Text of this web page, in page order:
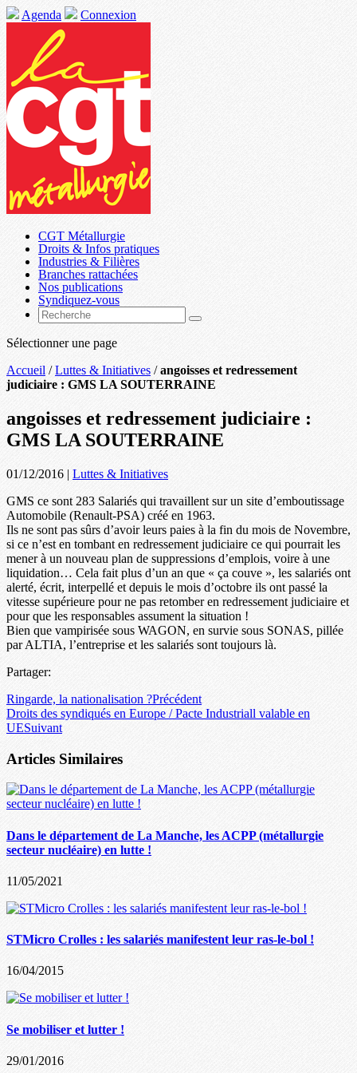
Agenda Connexion
CGT Métallurgie
Droits & Infos pratiques
Industries & Filières
Branches rattachées
Nos publications
Syndiquez-vous
Sélectionner une page
Accueil /Luttes & Initiatives /angoisses et redressement
judiciaire : GMS LA SOUTERRAINE
angoisses et redressement judiciaire :
GMS LA SOUTERRAINE
01/12/2016 | Luttes & Initiatives
GMS ce sont 283 Salariés qui travaillent sur un site d’emboutissage
Automobile (Renault-PSA) créé en 1963.
Ils ne sont pas sûrs d’avoir leurs paies à la fin du mois de Novembre,
si ce n’est en tombant en redressement judiciaire ce qui pourrait les
mener à un nouveau plan de suppressions d’emplois, voire à une
liquidation… Cela fait plus d’un an que « ça couve », les salariés ont
alerté, écrit, interpellé et depuis le mois d’octobre ils ont passé la
vitesse supérieure pour ne pas retomber en redressement judiciaire et
pour que les responsables assument la situation !
Bien que vampirisée sous WAGON, en survie sous SONAS, pillée
par ALTIA, l’entreprise et les salariés sont toujours là.
Partager:
Ringarde, la nationalisation ?Précédent
Droits des syndiqués en Europe / Pacte Industriall valable en
UESuivant
Articles Similaires
Dans le département de La Manche, les ACPP (métallurgie
secteur nucléaire) en lutte !
11/05/2021
STMicro Crolles : les salariés manifestent leur ras-le-bol !
16/04/2015
Se mobiliser et lutter !
29/01/2016